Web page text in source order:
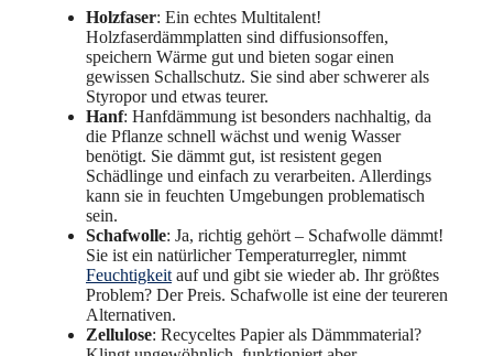
Holzfaser: Ein echtes Multitalent!
Holzfaserdämmplatten sind diffusionsoffen,
speichern Wärme gut und bieten sogar einen
gewissen Schallschutz. Sie sind aber schwerer als
Styropor und etwas teurer.
Hanf: Hanfdämmung ist besonders nachhaltig, da
die Pflanze schnell wächst und wenig Wasser
benötigt. Sie dämmt gut, ist resistent gegen
Schädlinge und einfach zu verarbeiten. Allerdings
kann sie in feuchten Umgebungen problematisch
sein.
Schafwolle: Ja, richtig gehört – Schafwolle dämmt!
Sie ist ein natürlicher Temperaturregler, nimmt
Feuchtigkeit auf und gibt sie wieder ab. Ihr größtes
Problem? Der Preis. Schafwolle ist eine der teureren
Alternativen.
Zellulose: Recyceltes Papier als Dämmmaterial?